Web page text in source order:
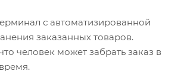
с автоматизированной
заказанных товаров.
человек может забрать заказ в